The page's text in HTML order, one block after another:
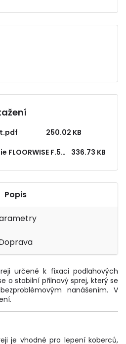
250.02 KB
Návod na pouzitie FLOORWISE F.599 HD lepidlo v spreji.pdf
336.73 KB
Popis
určené k fixaci podlahových
o stabilní přilnavý sprej, který se
nanášením. V
je vhodné pro lepení koberců,